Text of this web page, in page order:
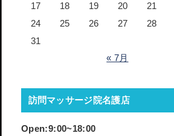
17
18 19 20 21
24
25 26 27 28
31
« 7月
訪問マッサージ院名護店
Open:9:00~18:00